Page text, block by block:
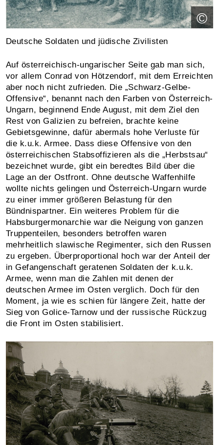
©
Deutsche Soldaten und jüdische Zivilisten
Auf österreichisch-ungarischer Seite gab man sich,
vor allem Conrad von Hötzendorf, mit dem Erreichten
aber noch nicht zufrieden. Die „Schwarz-Gelbe-
Offensive“, benannt nach den Farben von Österreich-
Ungarn, beginnend Ende August, mit dem Ziel den
Rest von Galizien zu befreien, brachte keine
Gebietsgewinne, dafür abermals hohe Verluste für
die k.u.k. Armee. Dass diese Offensive von den
österreichischen Stabsoffizieren als die „Herbstsau“
bezeichnet wurde, gibt ein beredtes Bild über die
Lage an der Ostfront. Ohne deutsche Waffenhilfe
wollte nichts gelingen und Österreich-Ungarn wurde
zu einer immer größeren Belastung für den
Bündnispartner. Ein weiteres Problem für die
Habsburgermonarchie war die Neigung von ganzen
Truppenteilen, besonders betroffen waren
mehrheitlich slawische Regimenter, sich den Russen
zu ergeben. Überproportional hoch war der Anteil der
in Gefangenschaft geratenen Soldaten der k.u.k.
Armee, wenn man die Zahlen mit denen der
deutschen Armee im Osten verglich. Doch für den
Moment, ja wie es schien für längere Zeit, hatte der
Sieg von Golice-Tarnow und der russische Rückzug
die Front im Osten stabilisiert.